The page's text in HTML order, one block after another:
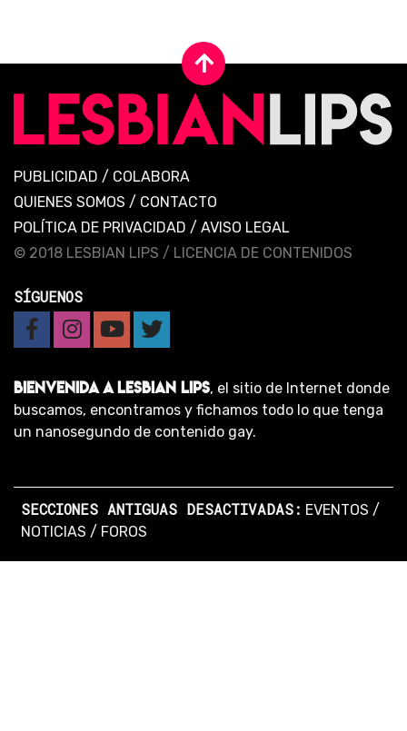
PUBLICIDAD / COLABORA
QUIENES SOMOS / CONTACTO
POLÍTICA DE PRIVACIDAD / AVISO LEGAL
© 2018 LESBIAN LIPS / LICENCIA DE CONTENIDOS
SÍGUENOS
BIENVENIDA A LESBIAN LIPS, el sitio de Internet donde
buscamos, encontramos y fichamos todo lo que tenga
un nanosegundo de contenido gay.
SECCIONES ANTIGUAS DESACTIVADAS: EVENTOS /
NOTICIAS / FOROS